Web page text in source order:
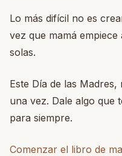
Lo más difícil no es
vez que mamá
solas.
Este Día de las
una vez. Dale algo que
para siempre.
Comenzar el libro de